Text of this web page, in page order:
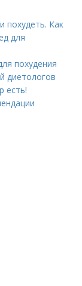
похудеть. Как
для
похудения
диетологов
есть!